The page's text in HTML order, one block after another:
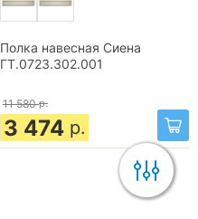
Полка навесная Сиена
ГТ.0723.302.001
11 580 р.
3 474 р.